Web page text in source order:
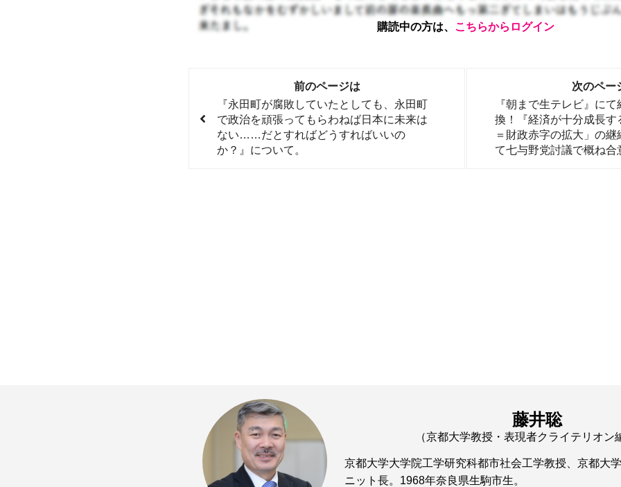
購読中の方は、 こちらからログイン
前のページは
『永田町が腐敗していたとしても、永田町
で政治を頑張ってもらわねば日本に未来は
ない……だとすればどうすればいいの
か？』について。
次のペー
『朝まで生テレビ』に
換！『経済が十分成長す
＝財政赤字の拡大」の
て七与野党討議で概ね合
藤井聡
（京都大学教授・表現者クライテリオン
京都大学大学院工学研究科都市社会工学教授、京都大
ニット長。1968年奈良県生駒市生。